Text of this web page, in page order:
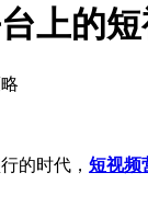
上的
的时代， 短视频